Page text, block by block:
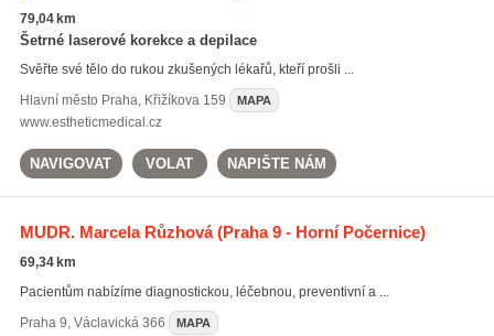
Praktičtí lékaři
Dětští a dorostoví lékaři
(1474)
Všechny související sekce
79,04 km
Šetrné laserové korekce a depilace
Svěřte své tělo do rukou zkušených lékařů, kteří prošli ...
Hlavní město Praha, Křižíkova 159 MAPA
www.estheticmedical.cz
NAVIGOVAT VOLAT NAPIŠTE NÁM
MUDR. Marcela Růzhová(Praha 9 - Horní Počernice)
69,34 km
Pacientům nabízíme diagnostickou, léčebnou, preventivní a ...
Praha 9, Václavická 366 MAPA